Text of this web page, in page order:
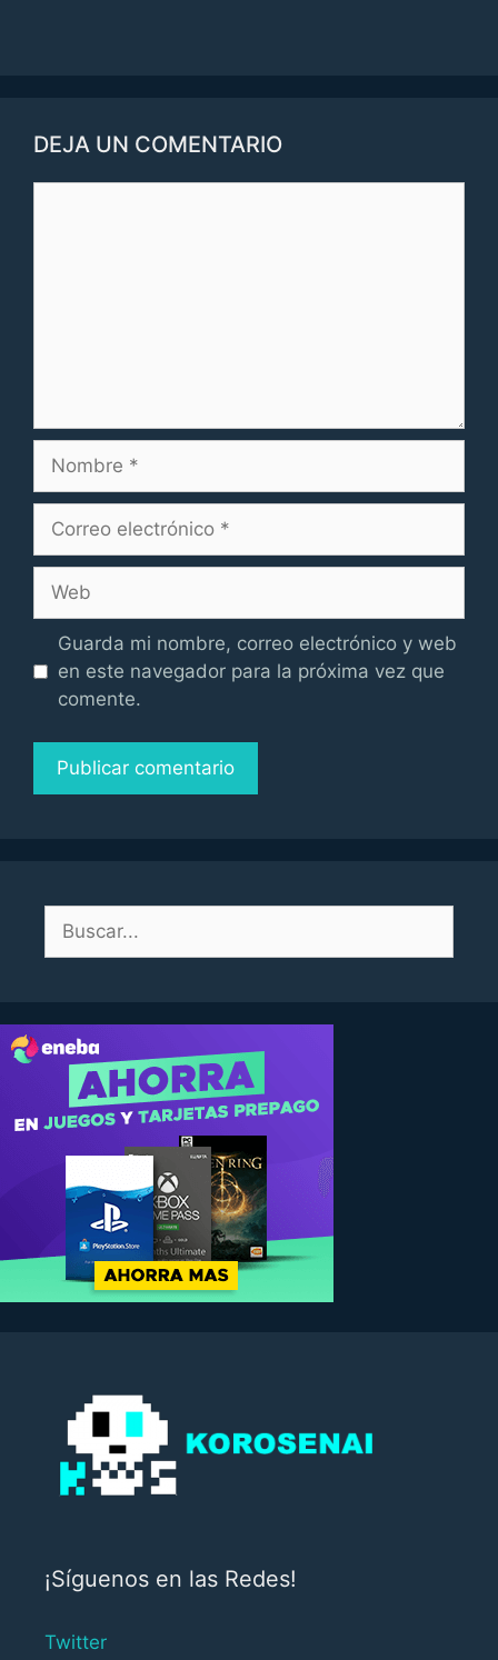
DEJA UN COMENTARIO
Nombre
Correo
Web
Guarda mi nombre, correo electrónico y web
en este navegador para la próxima vez que
comente.
¡Síguenos en las Redes!
Twitter